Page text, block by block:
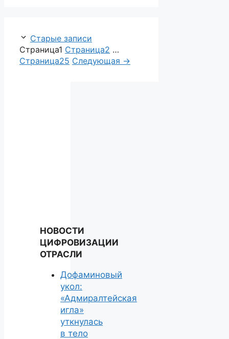
Старые записи
Страница1 Страница2 …
Страница25 Следующая →
НОВОСТИ
ЦИФРОВИЗАЦИИ
ОТРАСЛИ
Дофаминовый
укол:
«Адмиралтейская
игла»
уткнулась
в тело